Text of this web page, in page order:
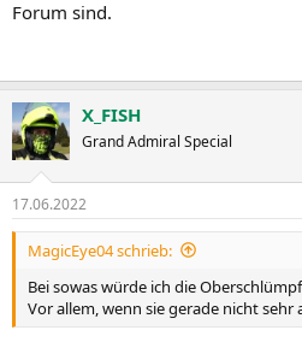
Forum sind.
X_FISH
Grand Admiral Special
17.06.2022
MagicEye04 schrieb:
Bei sowas würde ich die
Vor allem, wenn sie gerade nicht